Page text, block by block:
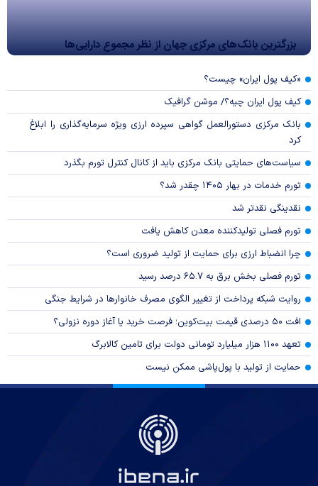
بزرگترین بانک‌های مرکزی جهان از نظر مجموع دارایی‌ها
«کیف پول ایران» چیست؟
کیف پول ایران چیه؟/ موشن گرافیک
بانک مرکزی دستورالعمل گواهی سپرده ارزی ویژه سرمایه‌گذاری را ابلاغ
کرد
سیاست‌های حمایتی بانک مرکزی باید از کانال کنترل تورم بگذرد
تورم خدمات در بهار ۱۴۰۵ چقدر شد؟
نقدینگی نقدتر شد
تورم فصلی تولیدکننده معدن کاهش یافت
چرا انضباط ارزی برای حمایت از تولید ضروری است؟
تورم فصلی بخش برق به ۶۵.۷ درصد رسید
روایت شبکه پرداخت از تغییر الگوی مصرف خانوار‌ها در شرایط جنگی
افت ۵۰ درصدی قیمت بیت‌کوین؛ فرصت خرید یا آغاز دوره نزولی؟
تعهد ۱۱۰۰ هزار میلیارد تومانی دولت برای تامین کالابرگ
حمایت از تولید با پول‌پاشی ممکن نیست